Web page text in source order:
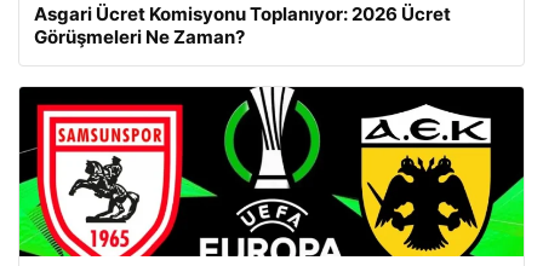
Asgari Ücret Komisyonu Toplanıyor: 2026 Ücret
Görüşmeleri Ne Zaman?